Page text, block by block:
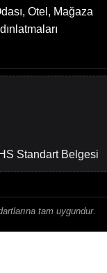
Otel, Mağaza
Standart Belgesi
tam uygundur.